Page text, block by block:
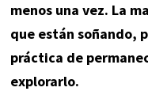
menos una vez. La
que están soñando,
práctica de
explorarlo.